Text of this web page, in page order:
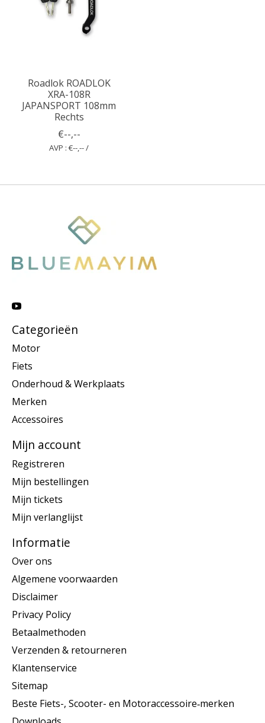
Roadlok ROADLOK
XRA-108R
JAPANSPORT 108mm
Rechts
€--,--
AVP : €--,-- /
Categorieën
Motor
Fiets
Onderhoud & Werkplaats
Merken
Accessoires
Mijn account
Registreren
Mijn bestellingen
Mijn tickets
Mijn verlanglijst
Informatie
Over ons
Algemene voorwaarden
Disclaimer
Privacy Policy
Betaalmethoden
Verzenden & retourneren
Klantenservice
Sitemap
Beste Fiets-, Scooter- en Motoraccessoire‑merken